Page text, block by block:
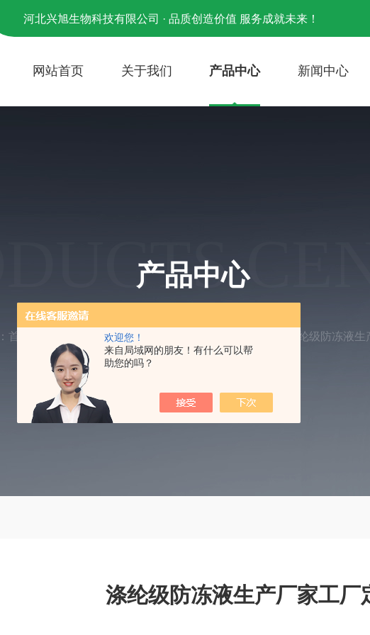
欢迎您！
来自局域网的朋友！有什么可以帮
助您的吗？
河北兴旭生物科技有限公司 · 品质创造价值 服务成就未来！
网站首页 关于我们 产品中心 新闻中心
产品中心
首页 防冻液 涤纶级防冻液
涤纶级防冻液生产厂家工厂